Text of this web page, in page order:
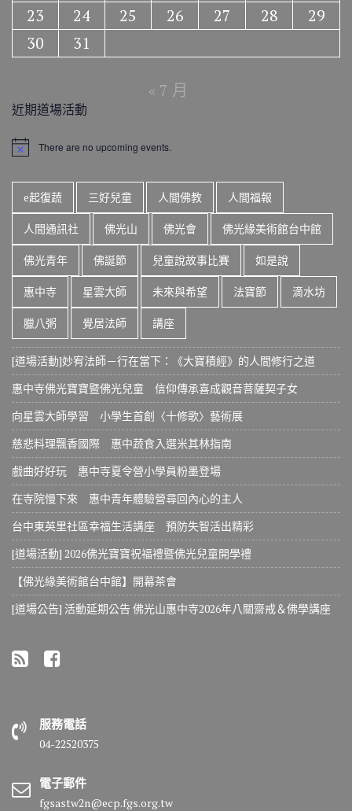
23
24 25 26 27 28
29
30
31
« 7 月
近期道場活動
N
e
There are no upcoming events.
e起復蔬 三好兒童 人間佛教 人間福報
人間通訊社 佛光山 佛光會 佛光緣美術館台中館
佛光青年 佛誕節 兒童說故事比賽 如是說
惠中寺 星雲大師 未來與希望 法寶節 滴水坊
臘八粥 覺居法師 講座
[道場活動]妙宥法師－行在當下：《大寶積經》的人間修行之道
惠中寺佛光寶寶暨佛光兒童 信仰傳承喜成觀音菩薩契子女
向星雲大師學習 小學生首創〈十修歌〉藝術展
慈悲料理飄香國際 惠中蔬食入選米其林指南
戲曲好好玩 惠中寺夏令營小學員粉墨登場
在寺院慢下來 惠中青年體驗營尋回內心的主人
台中東英里社區幸福生活講座 預防失智活出精彩
[道場活動] 2026佛光寶寶祝福禮暨佛光兒童開學禮
【佛光緣美術館台中館】開幕茶會
[道場公告] 活動延期公告 佛光山惠中寺2026年八關齋戒＆佛學講座
服務電話
04-22520375
電子郵件
fgsastw2n@ecp.fgs.org.tw